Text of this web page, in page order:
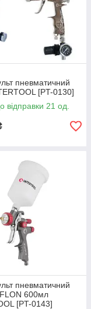
пневматичний
[PT-0130]
відправки 21 од.
пневматичний
600мл
[PT-0143]